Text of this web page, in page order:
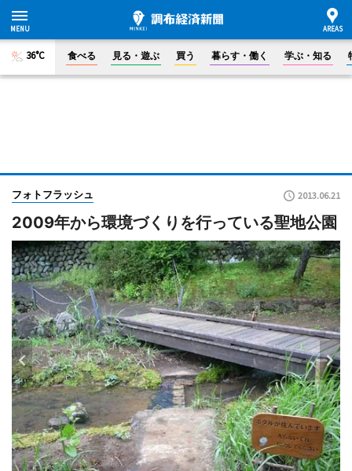
36°C 食べる 見る・遊ぶ 買う 暮らす・働く 学ぶ・知る
フォトフラッシュ 2013.06.21
2009年から環境づくりを行っている聖地公園